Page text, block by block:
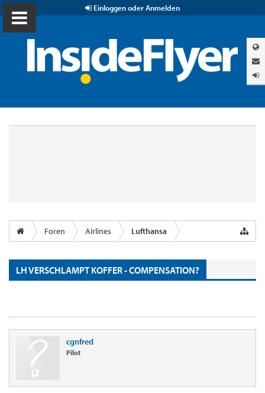
Einloggen oder Anmelden
Foren Airlines Lufthansa
LH VERSCHLAMPT KOFFER - COMPENSATION?
cgnfred
Pilot